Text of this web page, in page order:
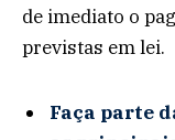
de imediato o
previstas em lei.
Faça parte